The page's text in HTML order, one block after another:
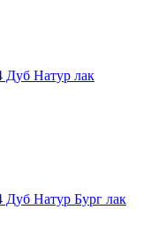
Дуб Натур лак
Дуб Натур Бург лак